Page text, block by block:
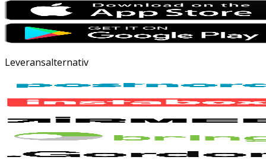
Leveransalternativ